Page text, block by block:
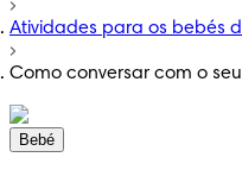
Atividades para os bebés
Como conversar com o
Bebé